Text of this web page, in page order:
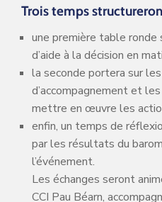
Trois temps
une première table ronde
d’aide à la décision en
la seconde portera sur
d’accompagnement et
mettre en œuvre les
enfin, un temps de
par les résultats du
l’événement.
Les échanges seront
CCI Pau Béarn,